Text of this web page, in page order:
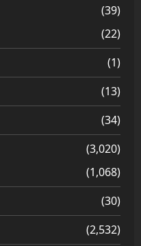
(39)
(22)
(1)
(13)
(34)
(3,020)
(1,068)
(30)
(2,532)